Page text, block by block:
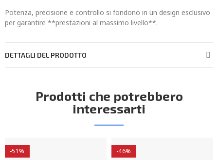
Potenza, precisione e controllo si fondono in un design esclusivo
per garantire **prestazioni al massimo livello**.
DETTAGLI DEL PRODOTTO
Prodotti che potrebbero
interessarti
-51% -46%